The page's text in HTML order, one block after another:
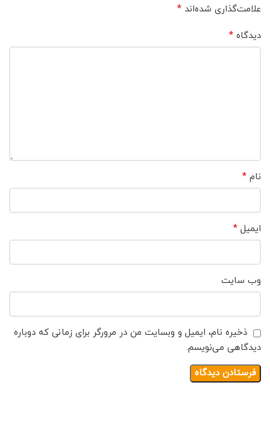
علامت‌گذاری شده‌اند *
دیدگاه *
نام *
ایمیل *
وب‌ سایت
ذخیره نام، ایمیل و وبسایت من در مرورگر برای زمانی که دوباره
دیدگاهی می‌نویسم.